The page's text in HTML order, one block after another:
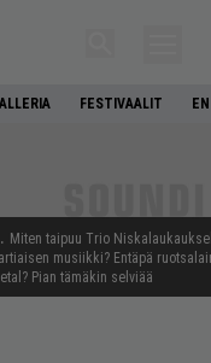
FESTIVAALIT
Miten taipuu Trio
musiikki? Entäpä
Pian tämäkin selviää